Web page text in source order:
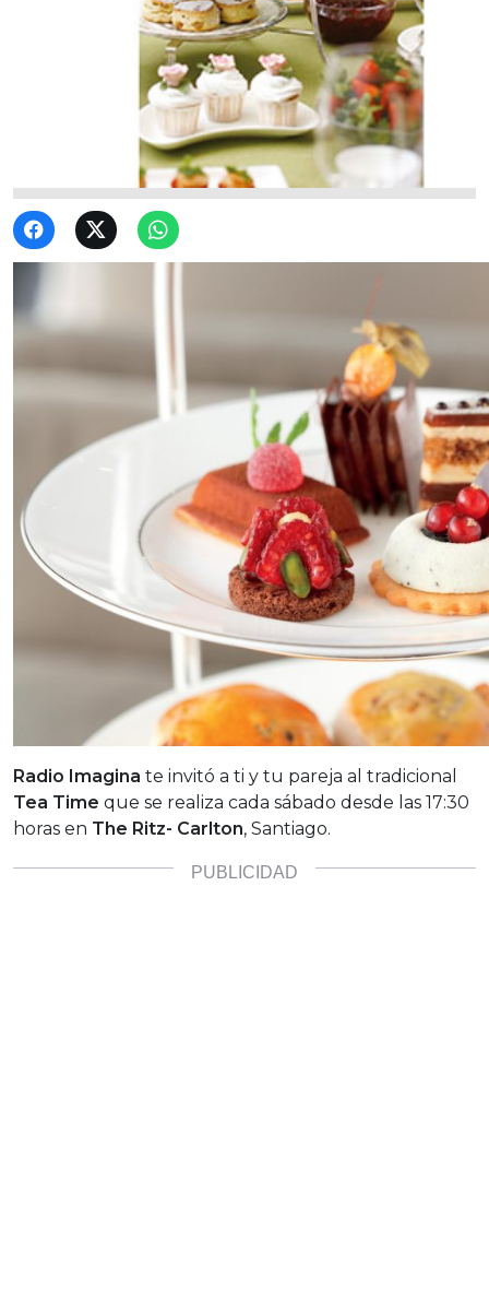
Radio Imagina te invitó a ti y tu pareja al tradicional
Tea Time que se realiza cada sábado desde las 17:30
horas en The Ritz- Carlton, Santiago.